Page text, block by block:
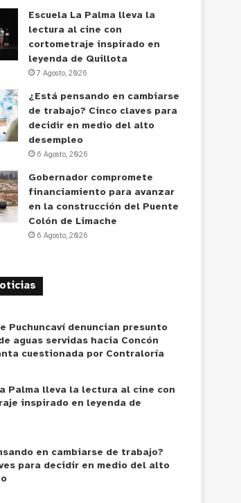
Escuela La Palma lleva la
lectura al cine con
cortometraje inspirado en
leyenda de Quillota
7 Agosto, 2026
¿Está pensando en cambiarse
de trabajo? Cinco claves para
decidir en medio del alto
desempleo
6 Agosto, 2026
Gobernador compromete
financiamiento para avanzar
en la construcción del Puente
Colón de Limache
6 Agosto, 2026
Puchuncaví denuncian presunto
aguas servidas hacia Concón
cuestionada por Contraloría
Palma lleva la lectura al cine con
inspirado en leyenda de
en cambiarse de trabajo?
para decidir en medio del alto